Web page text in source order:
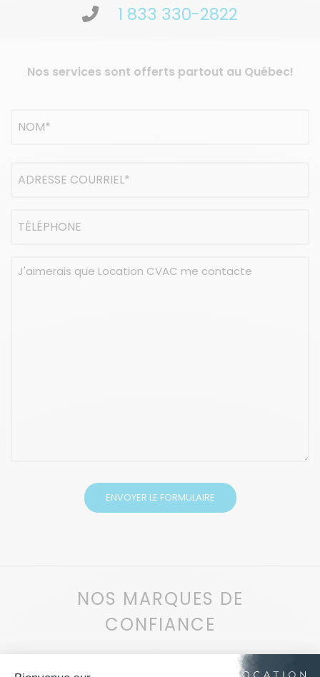
1 833 330-2822
Nos services sont offerts partout au Québec!
(Nécessaire)
courriel
Téléphone
Message
NOS MARQUES DE
CONFIANCE